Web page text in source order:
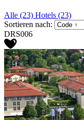
Alle (23) Hotels (23)
Sortieren nach:
DRS006